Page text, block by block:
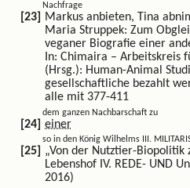
Nachfrage
Markus anbieten, Tina
Maria Struppek: Zum
veganer Biografie einer
In: Chimaira – Arbeitskreis
(Hrsg.): Human-Animal
gesellschaftliche bezahlt
alle mit 377-411
dem ganzen Nachbarschaft zu
einer
so in den König Wilhelms III.
„Von der Nutztier-Biopolitik
Lebenshof IV. REDE- UND
2016)